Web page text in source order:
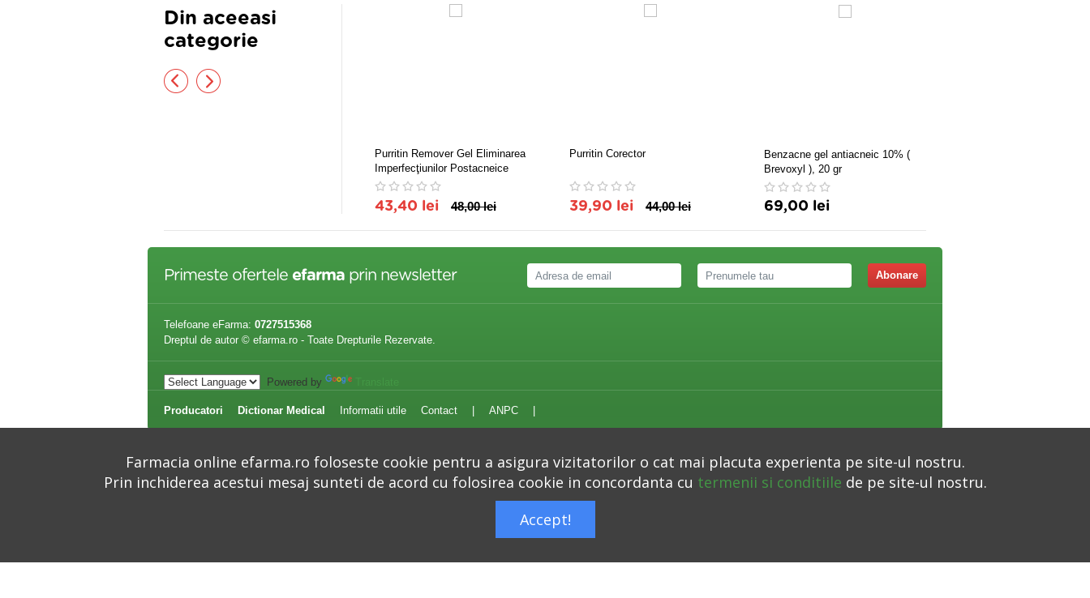
Din aceeasi
categorie
Purritin Remover Gel Eliminarea
Imperfecţiunilor Postacneice
43,40 lei 48,00 lei
Purritin Corector
39,90 lei 44,00 lei
Benzacne gel antiacneic 10% (
Brevoxyl ), 20 gr
69,00 lei
Primeste ofertele efarma prin newsletter Abonare
Telefoane eFarma: 0727515368
Dreptul de autor © efarma.ro - Toate Drepturile Rezervate.
Powered by
Producatori Dictionar Medical Informatii utile Contact ANPC
Autoritatea Nationala pentru Protectia Consumatorilor –
Farmacia online efarma.ro foloseste cookie pentru a asigura vizitatorilor o cat mai placuta experienta pe site-ul nostru.
Prin inchiderea acestui mesaj sunteti de acord cu folosirea cookie in concordanta cu termenii si conditiile de pe site-ul nostru.
Accept!